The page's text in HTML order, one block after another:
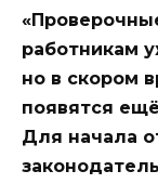
работникам
но в скором
появятся
Для начала